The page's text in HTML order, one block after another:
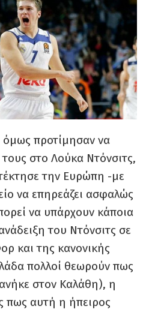
προτίμησαν να
στο Λούκα Ντόνσιτς,
την Ευρώπη -με
να επηρεάζει ασφαλώς
να υπάρχουν κάποια
του Ντόνσιτς σε
και της κανονικής
πολλοί θεωρούν πως
στον Καλάθη), η
πως αυτή η ήπειρος